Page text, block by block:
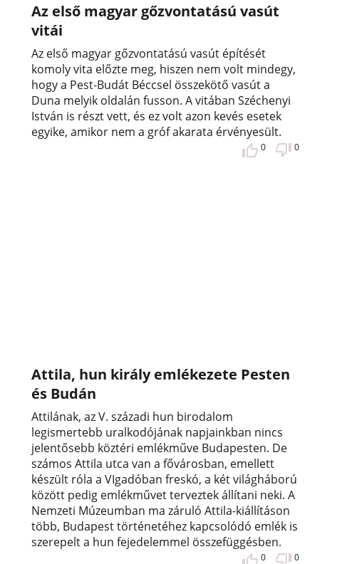
Az első magyar gőzvontatású vasút
vitái
Az első magyar gőzvontatású vasút építését
komoly vita előzte meg, hiszen nem volt mindegy,
hogy a Pest-Budát Béccsel összekötő vasút a
Duna melyik oldalán fusson. A vitában Széchenyi
István is részt vett, és ez volt azon kevés esetek
egyike, amikor nem a gróf akarata érvényesült.
0 0
Attila, hun király emlékezete Pesten
és Budán
Attilának, az V. századi hun birodalom
legismertebb uralkodójának napjainkban nincs
jelentősebb köztéri emlékműve Budapesten. De
számos Attila utca van a fővárosban, emellett
készült róla a VIgadóban freskó, a két világháború
között pedig emlékművet terveztek állítani neki. A
Nemzeti Múzeumban ma záruló Attila-kiállításon
több, Budapest történetéhez kapcsolódó emlék is
szerepelt a hun fejedelemmel összefüggésben.
0 0